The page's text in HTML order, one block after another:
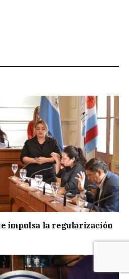
impulsa la regularización